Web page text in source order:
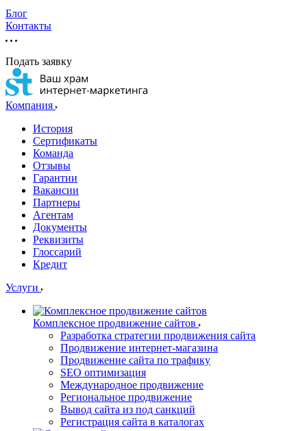
Блог
Контакты
Подать заявку
Компания
История
Сертификаты
Команда
Отзывы
Гарантии
Вакансии
Партнеры
Агентам
Документы
Реквизиты
Глоссарий
Кредит
Услуги
Комплексное продвижение сайтов
Разработка стратегии продвижения сайта
Продвижение интернет-магазина
Продвижение сайта по трафику
SEO оптимизация
Международное продвижение
Региональное продвижение
Вывод сайта из под санкций
Регистрация сайта в каталогах